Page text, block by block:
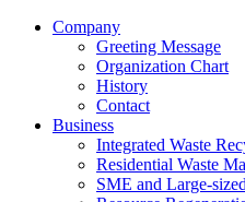
Company
Greeting Message
Organization Chart
History
Contact
Business
Integrated Waste
Residential Waste
SME and Large-